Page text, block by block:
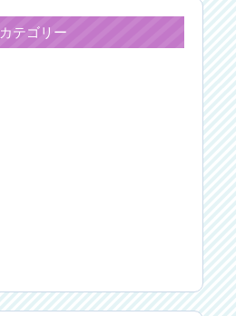
カテゴリー